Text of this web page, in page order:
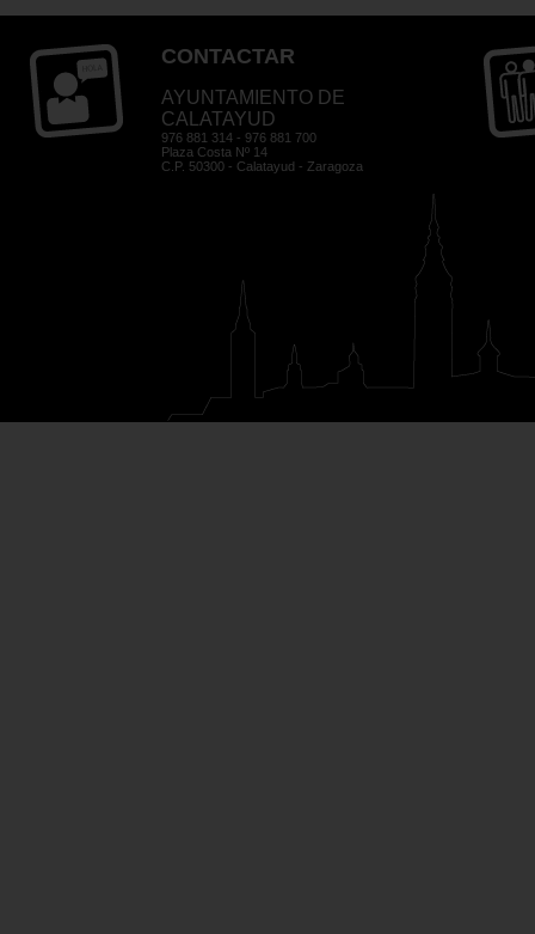
CONTACTAR
AYUNTAMIENTO DE
CALATAYUD
976 881 314 - 976 881 700
Plaza Costa Nº 14
C.P. 50300 - Calatayud - Zaragoza